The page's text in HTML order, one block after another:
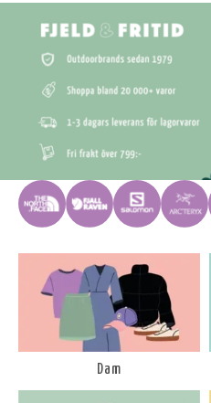
Dam